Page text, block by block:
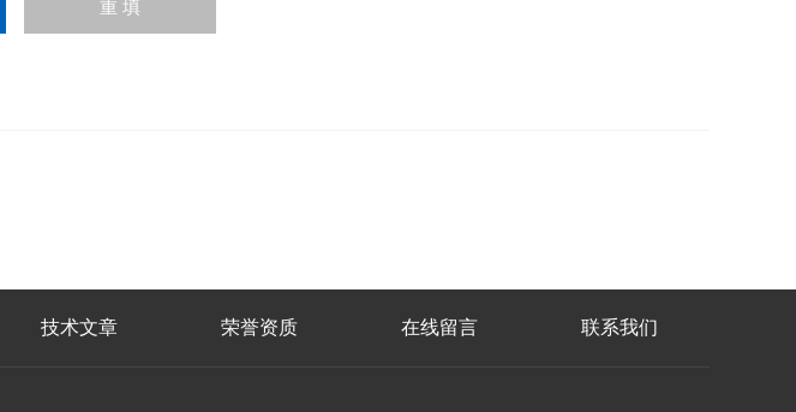
技术文章 荣誉资质 在线留言 联系我们